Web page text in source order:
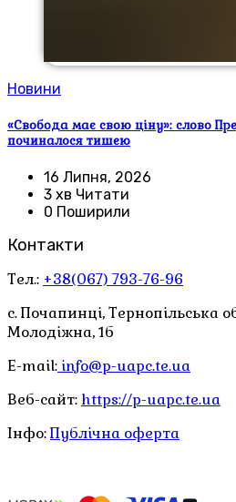
Новини
«Свобода має свою ціну»: слово
починалося тишею
16 Липня, 2026
3 хв Читати
0 Поширили
Контакти
Тел.: +38(067) 793-76-96
с. Почапинці, Тернопільська
Молодіжна, 1б
E-mail: info@p-uapc.te.ua
Веб-сайт: https://p-uapc.te.ua
Інфо:Публічна оферта